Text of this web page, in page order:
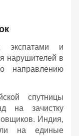
экспатами и
нарушителей в
направлению
спутницы
на зачистку
Индия,
на единые